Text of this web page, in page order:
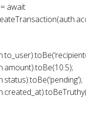
await